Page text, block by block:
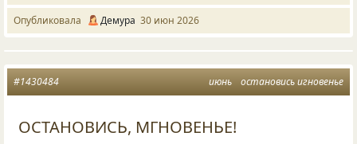
Опубликовала Демура 30 июн 2026
июнь остановись игновенье
#1430484
ОСТАНОВИСЬ, МГНОВЕНЬЕ!